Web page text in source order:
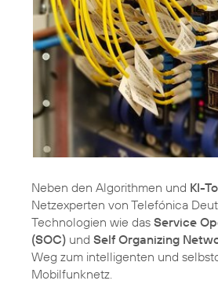
Neben den Algorithmen und KI-
Netzexperten von Telefónica
Technologien wie das Service
(SOC) und Self Organizing
Weg zum intelligenten und
Mobilfunknetz.